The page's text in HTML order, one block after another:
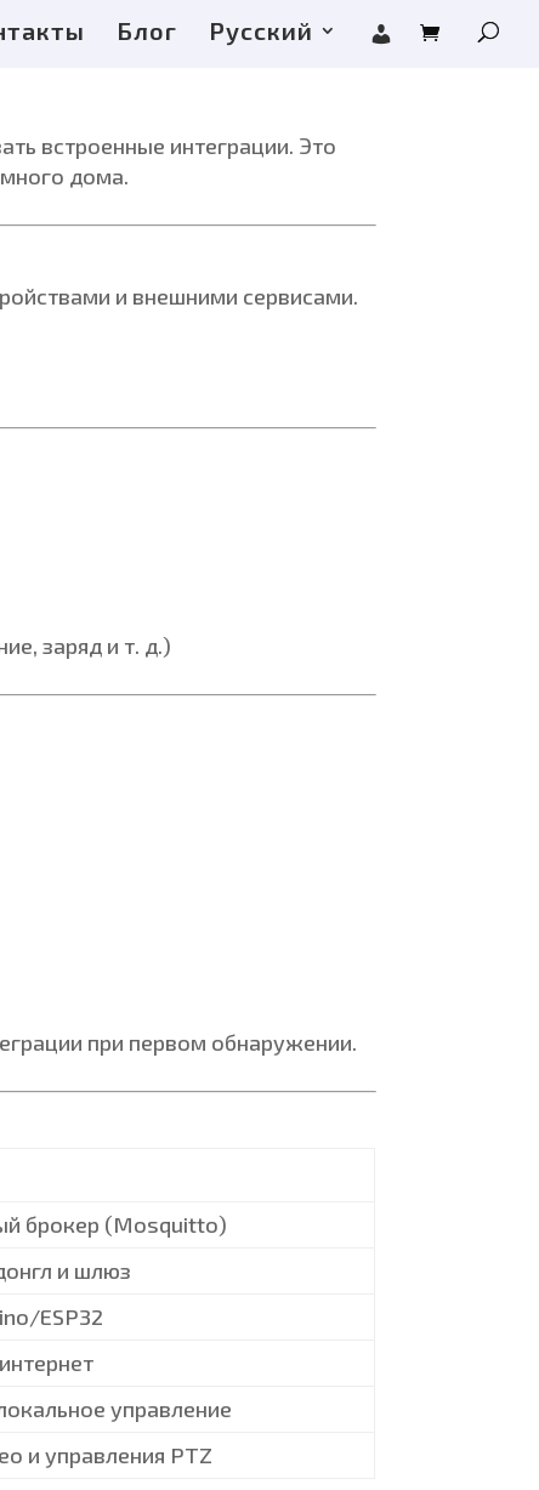
Блог Русский
встроенные интеграции. Это
дома.
и внешними сервисами.
заряд и т. д.)
при первом обнаружении.
брокер (Mosquitto)
и шлюз
ESP32
управление
и управления PTZ